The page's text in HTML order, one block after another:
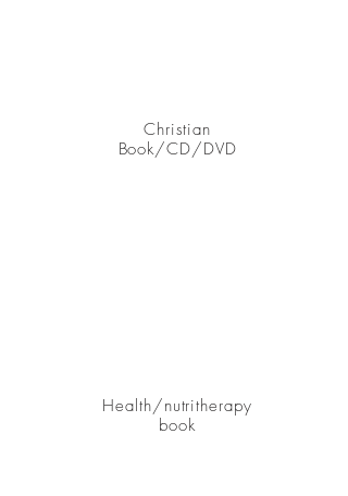
Christian
Book/CD/DVD
Health/nutritherapy
book